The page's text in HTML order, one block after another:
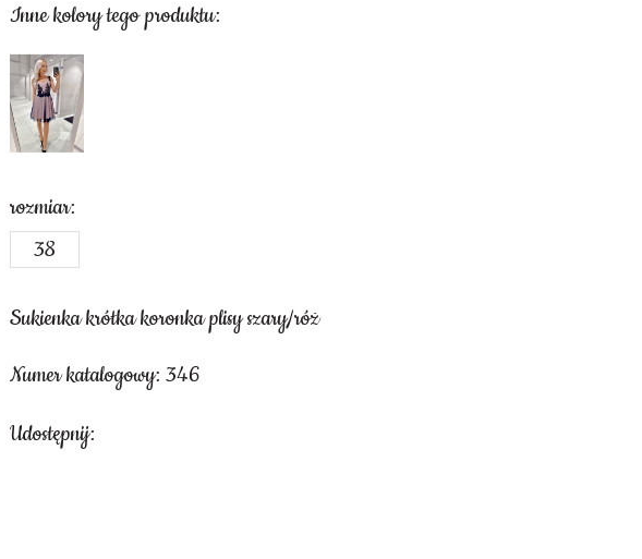
Inne kolory tego produktu:
rozmiar:
38
Sukienka krótka koronka plisy szary/róż
Numer katalogowy: 346
Udostępnij: